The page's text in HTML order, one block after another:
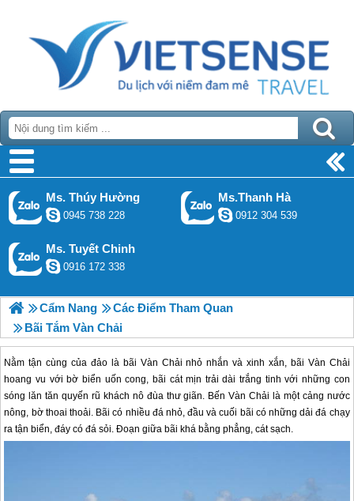
Ms. Thúy Hường
0945 738 228
Ms.Thanh Hà
0912 304 539
Ms. Tuyết Chinh
0916 172 338
Cẩm Nang
Các Điểm Tham Quan
Bãi Tắm Vàn Chải
Nằm tận cùng của đảo là bãi Vàn Chải nhỏ nhắn và xinh xắn, bãi Vàn Chải
hoang vu với bờ biển uốn cong, bãi cát mịn trải dài trắng tinh với những con
sóng lăn tăn quyến rũ khách nô đùa thư giãn. Bến Vàn Chải là một cảng nước
nông, bờ thoai thoải. Bãi có nhiều đá nhỏ, đầu và cuối bãi có những dải đá chạy
ra tận biển, đáy có đá sỏi. Đoạn giữa bãi khá bằng phẳng, cát sạch.